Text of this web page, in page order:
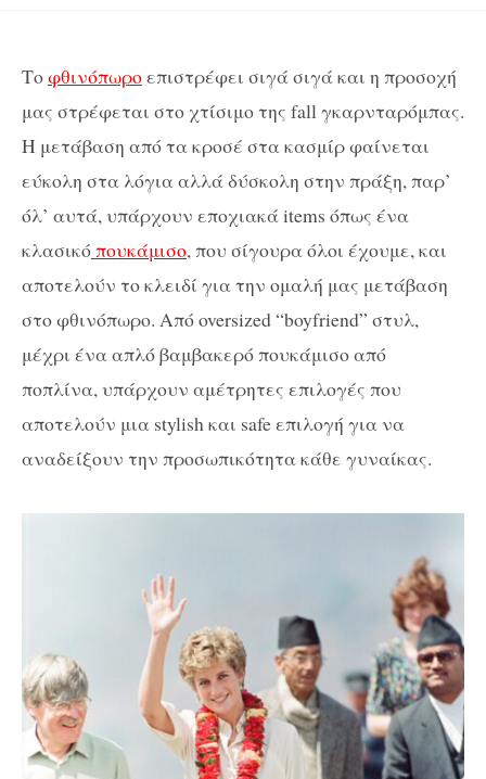
Τοφθινόπωροεπιστρέφει σιγά σιγά και η προσοχή
μας στρέφεται στο χτίσιμο της fall γκαρνταρόμπας.
Η μετάβαση από τα κροσέ στα κασμίρ φαίνεται
εύκολη στα λόγια αλλά δύσκολη στην πράξη, παρ’
όλ’ αυτά, υπάρχουν εποχιακάitems όπως ένα
κλασικόπουκάμισο, που σίγουρα όλοι έχουμε, και
αποτελούν το κλειδί για την ομαλή μας μετάβαση
στο φθινόπωρο. Απόoversized“boyfriend” στυλ,
μέχρι ένα απλό βαμβακερό πουκάμισο από
ποπλίνα, υπάρχουν αμέτρητες επιλογές που
αποτελούν μια stylish και safeεπιλογή για να
αναδείξουν την προσωπικότητα κάθε γυναίκας.